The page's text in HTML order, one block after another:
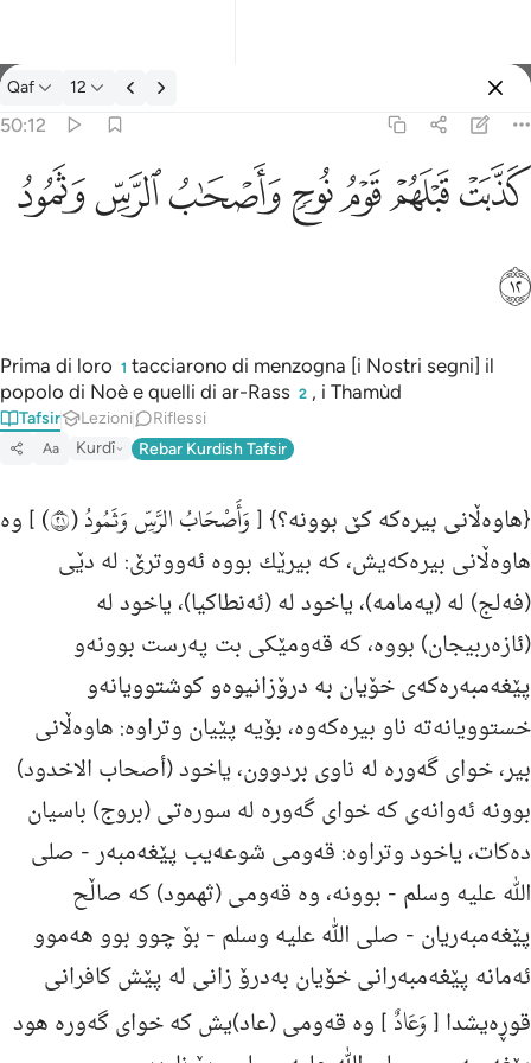
Tafsir: Qaf 50:12
Qaf 12
50:12
كذبت قبلهم قوم نوح واصحاب الرس وثمود ١٢
كَذَّبَتْ قَبْلَهُمْ قَوْمُ نُوحٍۢ وَأَصْحَـٰبُ ٱلرَّسِّ وَثَمُودُ ١٢
ﲫﲬﲭﲮﲯﲰﲱ
ﲲ
Prima di loro 1 tacciarono di menzogna [i Nostri segni] il
popolo di Noè e quelli di ar-Rass 2 , i Thamùd
Tafsir Lezioni Riflessi
Aa Kurdî Rebar Kurdish Tafsir
{هاوەڵانی بیرەكە كێ‌ بوونە؟} [ وَأَصْحَابُ الرَّسِّ وَثَمُودُ (١٢)
] وه‌
هاوه‌ڵانی بیره‌كه‌یش، كه‌ بیرێك بووه‌ ئه‌ووترێ: له‌ دێى
(فه‌لج) له‌ (یه‌مامه‌)، یاخود له‌ (ئه‌نطاكیا)، یاخود له‌
(ئازه‌ربیجان) بووه‌، كه‌ قه‌ومێكى بت په‌رست بوونه‌و
پێغه‌مبه‌ره‌كه‌ى خۆیان به‌ درۆزانیوه‌و كوشتوویانه‌و
خستوویانه‌ته‌ ناو بیره‌كه‌وه‌، بۆیه‌ پێیان وتراوه‌: هاوه‌ڵانی
بیر، خواى گه‌وره‌ له‌ ناوى بردوون، یاخود (أصحاب الاخدود)
بوونه‌ ئه‌وانه‌ى كه‌ خواى گه‌وره‌ له‌ سوره‌تى (بروج) باسیان
ده‌كات، یاخود وتراوه‌: قه‌ومی شوعه‌یب پێغه‌مبه‌ر - صلی
الله علیه وسلم - بوونه‌، وه‌ قه‌ومی (ثهمود) كه‌ صاڵح
پێغه‌مبه‌ریان - صلی الله علیه وسلم - بۆ چوو بوو هه‌موو
ئه‌مانه‌ پێغه‌مبه‌رانی خۆیان به‌درۆ زانی له‌ پێش كافرانی
قوڕه‌یشدا [ وَعَادٌ ] وه‌ قه‌ومی (عاد)یش كه‌ خوای گه‌وره‌ هود